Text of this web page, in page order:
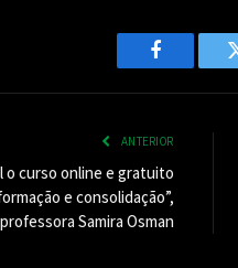
Facebook
ANTERIOR
o curso online e gratuito
e consolidação”,
Samira Osman